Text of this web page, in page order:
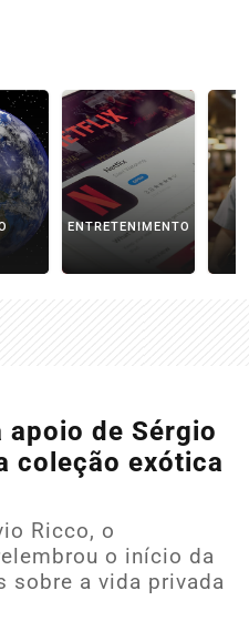
ENTRETENIMENTO
apoio de Sérgio
coleção exótica
Ricco, o
o início da
sobre a vida privada